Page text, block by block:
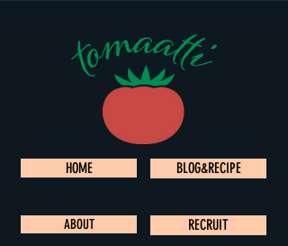
ABOUT
HOME
RECRUIT
BLOG&RECIPE